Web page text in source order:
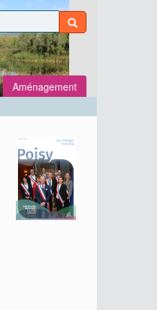
Aménagement